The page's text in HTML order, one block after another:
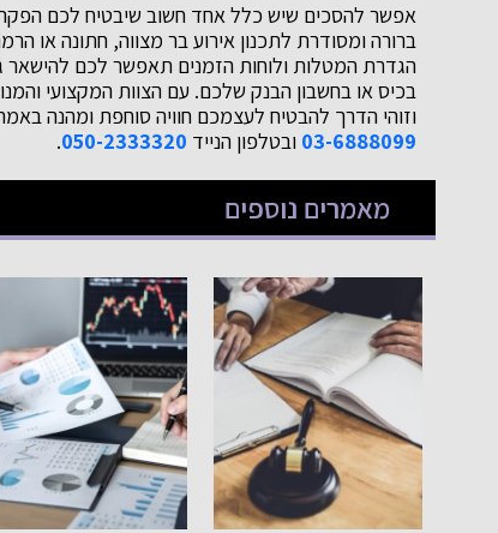
אפשר להסכים שיש כלל אחד חשוב שיבטיח לכם הפקה
ברורה ומסודרת לתכנון אירוע בר מצווה, חתונה או
הגדרת המטלות ולוחות הזמנים תאפשר לכם להישאר
וזוהי הדרך להבטיח לעצמכם חוויה סוחפת ומהנה
03-6888099 ובטלפון הנייד 050-2333320
.
מאמרים נוספים